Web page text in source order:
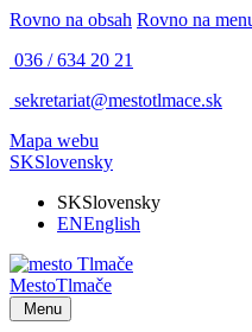
Rovno na obsah Rovno na
036 / 634 20 21
sekretariat@mestotlmace.sk
Mapa webu
SKSlovensky
SKSlovensky
ENEnglish
MestoTlmače
Menu